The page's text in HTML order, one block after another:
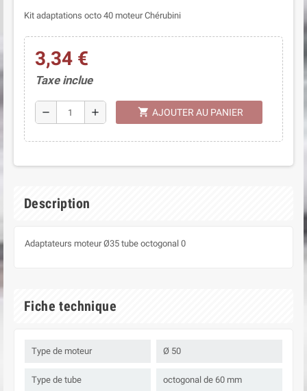
Kit adaptations octo 40 moteur Chérubini
3,34 €
Taxe inclue
remove add shopping_cart AJOUTER AU PANIER
Description
Adaptateurs moteur Ø35 tube octogonal 0
Fiche technique
Type de moteur Ø 50
Type de tube octogonal de 60 mm